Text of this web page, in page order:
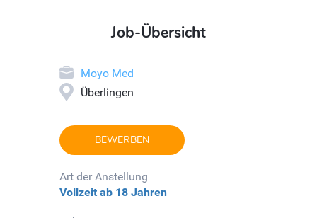
Job-Übersicht
Moyo Med
Überlingen
BEWERBEN
Art der Anstellung
Vollzeit ab 18 Jahren